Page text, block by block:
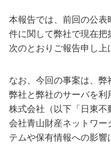
本報告では、前回の公
件に関して弊社で現在把
次のとおりご報告申し上
なお、今回の事案は、弊
弊社と弊社のサーバを
株式会社（以下「日東
会社青山財産ネットワー
テムや保有情報への影響